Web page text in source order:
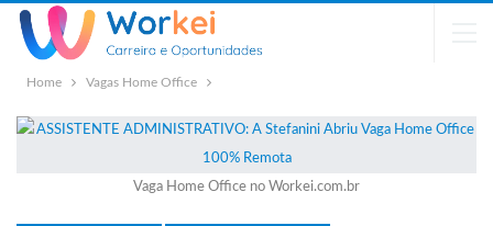
Home Vagas Home Office
Vaga Home Office no Workei.com.br